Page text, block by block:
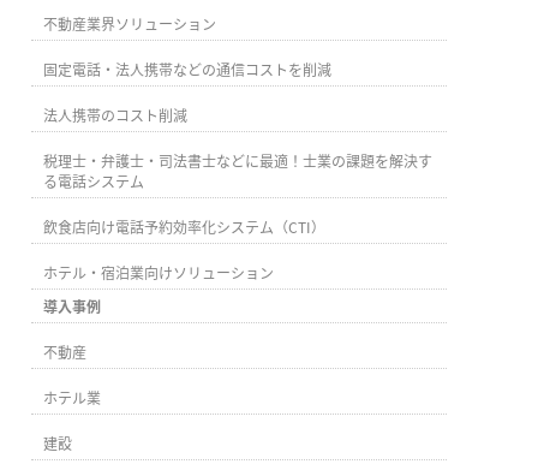
不動産業界ソリューション
固定電話・法人携帯などの通信コストを削減
法人携帯のコスト削減
税理士・弁護士・司法書士などに最適！士業の課題を解決す
る電話システム
飲食店向け電話予約効率化システム（CTI）
ホテル・宿泊業向けソリューション
導入事例
不動産
ホテル業
建設